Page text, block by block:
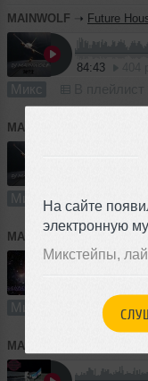
На сайте
электронную
Микстейпы,
MAINWOLF ➝ Future House
84:43
Микс
MAINWOLF
244
Микс В плейлист
MAINWOLF ➝ Go dance!
Микс В
MAINWOLF